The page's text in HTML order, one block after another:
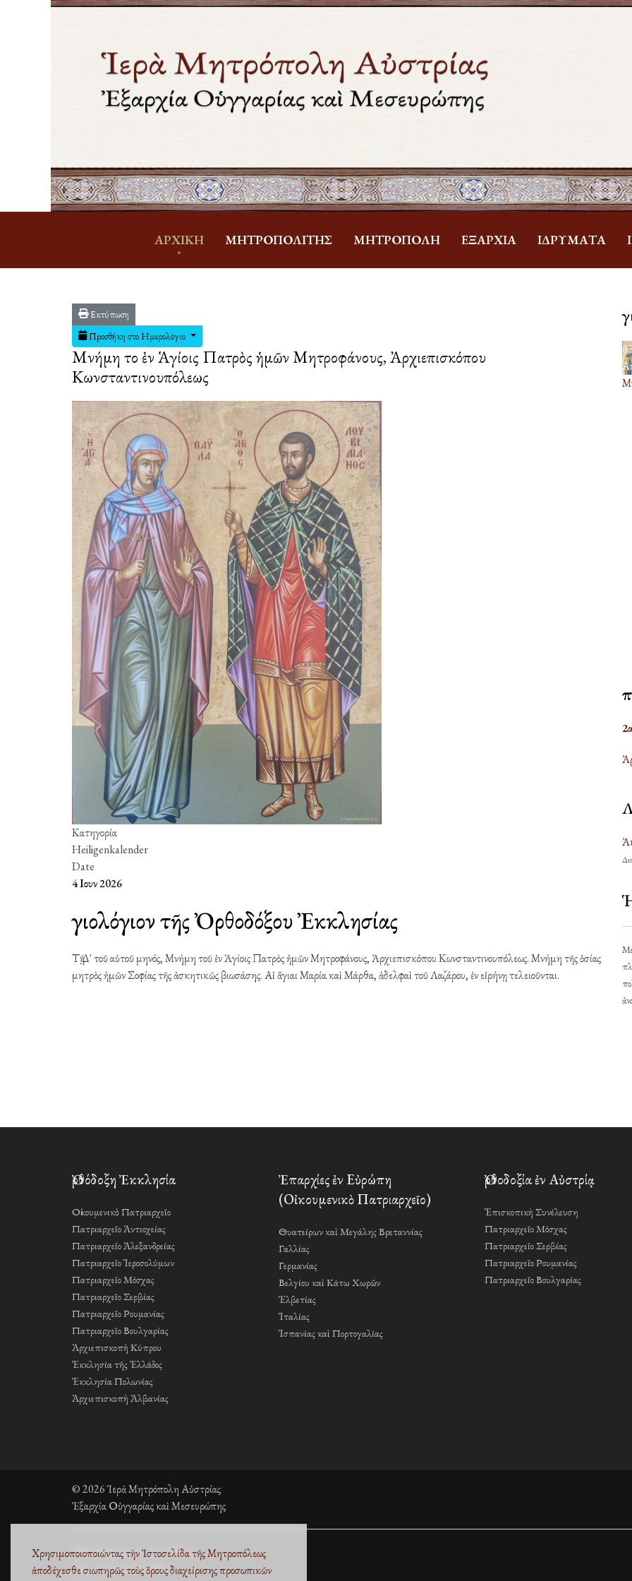
Χρησιμοποιοποιώντας τὴν Ἰστοσελίδα τῆς Μητροπόλεως
ἀποδέχεσθε σιωπηρῶς τοὺςὅρους διαχείρισης προσωπικῶν
ἈΡΧΙΚΉ ΜΗΤΡΟΠΟΛΊΤΗΣ ΜΗΤΡΌΠΟΛΗ ἘΞΑΡΧΊΑ ἹΔΡΎΜΑΤΑ
Εκτύπωση
Προσθήκη στο Ημερολόγιο
Μνήμη τοῦ ἐν Ἁγίοις Πατρὸς ἡμῶν Μητροφάνους, Ἀρχιεπισκόπου
Κωνσταντινουπόλεως
Κατηγορία
Heiligenkalender
Date
4 Ιουν 2026
Ἁγιολόγιον τῆς Ὀρθοδόξου Ἐκκλησίας
Τῇ Δ' τοῦ αὐτοῦ μηνός, Μνήμη τοῦ ἐν Ἁγίοις Πατρὸς ἡμῶν Μητροφάνους, Ἀρχιεπισκόπου Κωνσταντινουπόλεως. Μνήμη τῆς ὁσίας
μητρὸς ἡμῶν Σοφίας τῆς ἀσκητικῶς βιωσάσης. Αἱ ἅγιαι Μαρία καὶ Μάρθα, ἀδελφαὶ τοῦ Λαζάρου, ἐν εἰρήνῃ τελειοῦνται.
Ὀρθόδοξη Ἐκκλησία
Οἰκουμενικὸ Πατριαρχεῖο
Πατριαρχεῖο Ἀντιοχείας
Πατριαρχεῖο Ἀλεξανδρείας
Πατριαρχεῖο Ἱεροσολύμων
Πατριαρχεῖο Μόσχας
Πατριαρχεῖο Σερβίας
Πατριαρχεῖο Ρουμανίας
Πατριαρχεῖο Βουλγαρίας
Ἀρχιεπισκοπὴ Κύπρου
Ἐκκλησία τῆς Ἑλλάδος
Ἐκκλησία Πολωνίας
Ἀρχιεπισκοπὴ Ἀλβανίας
Ἐπαρχίες ἐν Εὐρώπη
(Οἰκουμενικὸ Πατριαρχεῖο)
Θυατείρων καὶ Μεγάλης Βρεταννίας
Γαλλίας
Γερμανίας
Βελγίου καὶ Κάτω Χωρῶν
Ἑλβετίας
Ἰταλίας
Ἱσπανίας καὶ Πορτογαλίας
Ὀρθοδοξία ἐν Αὐστρίᾳ
Ἐπισκοπικὴ Συνέλευση
Πατριαρχεῖο Μόσχας
Πατριαρχεῖο Σερβίας
Πατριαρχεῖο Ρουμανίας
Πατριαρχεῖο Βουλγαρίας
© 2026 Ἱερὰ Μητρόπολη Αὐστρίας
Ἐξαρχία Οὑγγαρίας καὶ Μεσευρώπης
Fleischmarkt 13, 1010 Wien
Τηλ. +43 1 53 33 889